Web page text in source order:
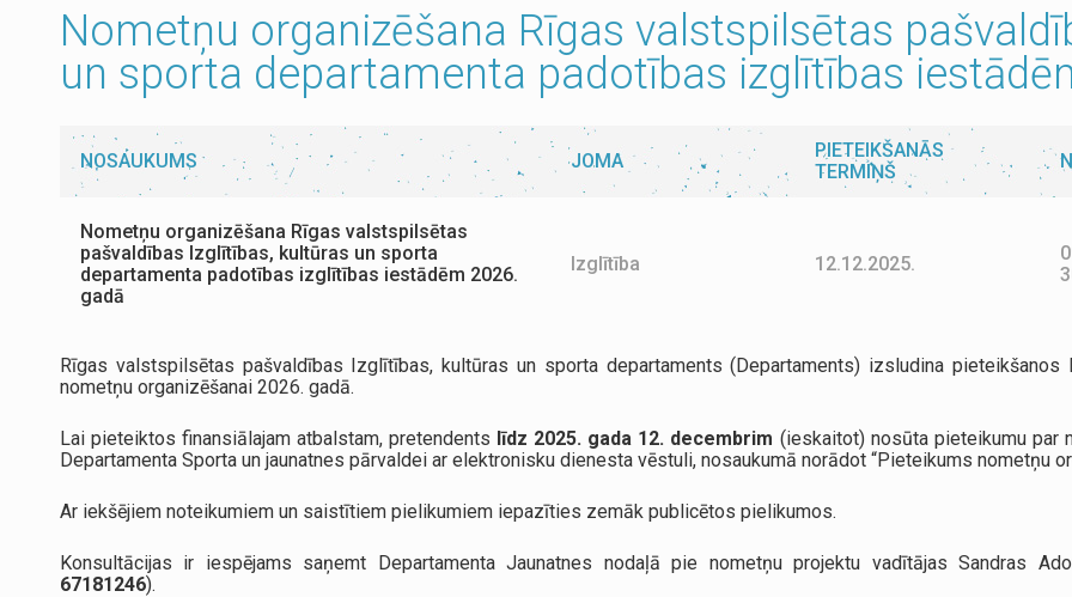
Nometņu organizēšana Rīgas valstspilsētas
un sporta departamenta padotības izglītības
NOSAUKUMS JOMA
PIETEIKŠANĀS
TERMIŅŠ
Nometņu organizēšana Rīgas valstspilsētas
pašvaldības Izglītības, kultūras un sporta
departamenta padotības izglītības iestādēm 2026.
gadā
Izglītība 12.12.2025.
Rīgas valstspilsētas pašvaldības Izglītības, kultūras un sporta departaments (Departaments) izsludina
nometņu organizēšanai 2026. gadā.
Lai pieteiktos finansiālajam atbalstam, pretendents līdz 2025. gada 12. decembrim (ieskaitot) nosūta pieteikumu par
Departamenta Sporta un jaunatnes pārvaldei ar elektronisku dienesta vēstuli, nosaukumā norādot “Pieteikums nometņu
Ar iekšējiem noteikumiem un saistītiem pielikumiem iepazīties zemāk publicētos pielikumos.
Konsultācijas ir iespējams saņemt Departamenta Jaunatnes nodaļā pie nometņu projektu vadītājas Sandras
67181246).